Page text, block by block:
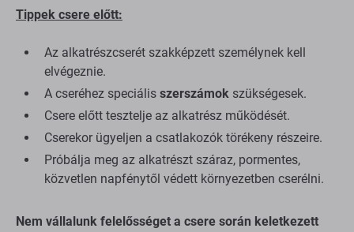
Tippek csere előtt:
Az alkatrészcserét szakképzett személynek kell
elvégeznie.
A cseréhez speciális szerszámok szükségesek.
Csere előtt tesztelje az alkatrész működését.
Cserekor ügyeljen a csatlakozók törékeny részeire.
Próbálja meg az alkatrészt száraz, pormentes,
közvetlen napfénytől védett környezetben cserélni.
Nem vállalunk felelősséget a csere során keletkezett